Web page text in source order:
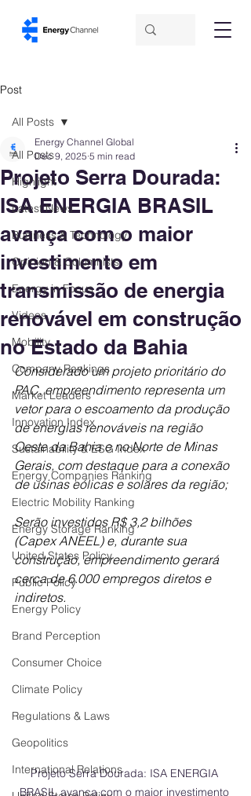
Post
All Posts
Highlight
Latest News
Business & Technology
Opinion & Columnists
Energy in Focus
Videos
Mobility
Company Rankings
Market Leaders
Innovation Index
Sustainability & ESG Index
Energy Companies Ranking
Electric Mobility Ranking
Energy Storage Ranking
United States Policy
Public Policy
Energy Policy
Brand Perception
Consumer Choice
Climate Policy
Regulations & Laws
Geopolitics
International Relations
All Posts
Projeto Serra Dourada:
ISA ENERGIA BRASIL
avança com o maior
investimento em
transmissão de energia
renovável em construção
no Estado da Bahia
Energy Channel Global
Dec 9, 2025 5 min read
Considerado um projeto prioritário do
PAC, empreendimento representa um
vetor para o escoamento da produção
de energias renováveis na região
Oeste da Bahia e no Norte de Minas
Gerais, com destaque para a conexão
de usinas eólicas e solares da região;
Serão investidos R$ 3,2 bilhões
(Capex ANEEL) e, durante sua
construção, empreendimento gerará
cerca de 6.000 empregos diretos e
indiretos.
Projeto Serra Dourada: ISA ENERGIA
BRASIL avança com o maior investimento